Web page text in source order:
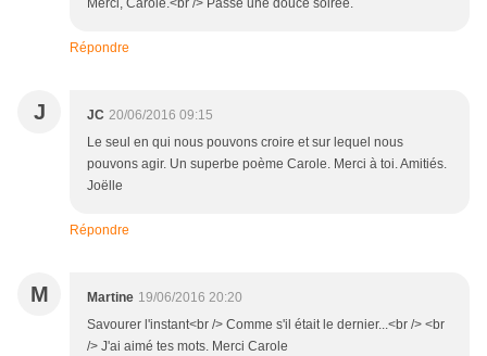
Merci, Carole.<br /> Passe une douce soirée.
Répondre
J JC 20/06/2016 09:15
Le seul en qui nous pouvons croire et sur lequel nous
pouvons agir. Un superbe poème Carole. Merci à toi. Amitiés.
Joëlle
Répondre
M Martine 19/06/2016 20:20
Savourer l'instant<br /> Comme s'il était le dernier...<br /> <br
/> J'ai aimé tes mots. Merci Carole